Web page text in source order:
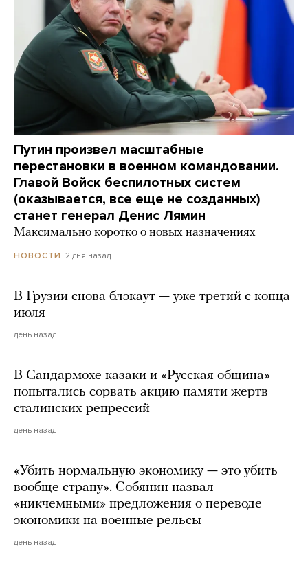
Путин произвел масштабные
перестановки в военном командовании.
Главой Войск беспилотных систем
(оказывается, все еще не созданных)
станет генерал Денис Лямин
Максимально коротко о новых назначениях
НОВОСТИ 2 дня назад
В Грузии снова блэкаут — уже третий с конца
июля
день назад
В Сандармохе казаки и «Русская община»
попытались сорвать акцию памяти жертв
сталинских репрессий
день назад
«Убить нормальную экономику — это убить
вообще страну». Собянин назвал
«никчемными» предложения о переводе
экономики на военные рельсы
день назад